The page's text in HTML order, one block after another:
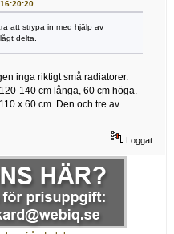
att strypa in med hjälp av
delta.
inga riktigt små radiatorer.
140 cm långa, 60 cm höga.
x 60 cm. Den och tre av
Loggat